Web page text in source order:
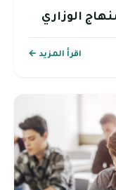
الوزاري
اقرأ المزيد ←